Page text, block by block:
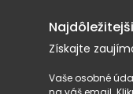
Získajte
Vaše osobné